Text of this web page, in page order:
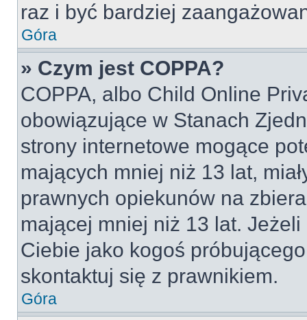
raz i być bardziej
Góra
» Czym jest COPPA?
COPPA, albo Child Online
obowiązujące w Stanach
strony internetowe mogące
mających mniej niż 13 lat,
prawnych opiekunów na
mającej mniej niż 13 lat.
Ciebie jako kogoś
skontaktuj się z prawnikiem.
Góra